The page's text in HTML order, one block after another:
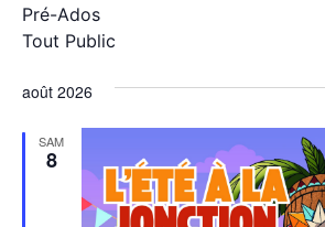
Pré-Ados
Tout Public
août 2026
SAM
8